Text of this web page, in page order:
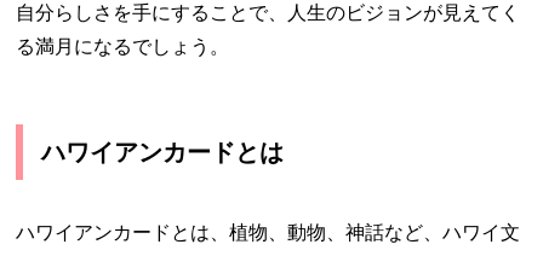
自分らしさを手にすることで、人生のビジョンが見えてく
る満月になるでしょう。
ハワイアンカードとは
ハワイアンカードとは、植物、動物、神話など、ハワイ文